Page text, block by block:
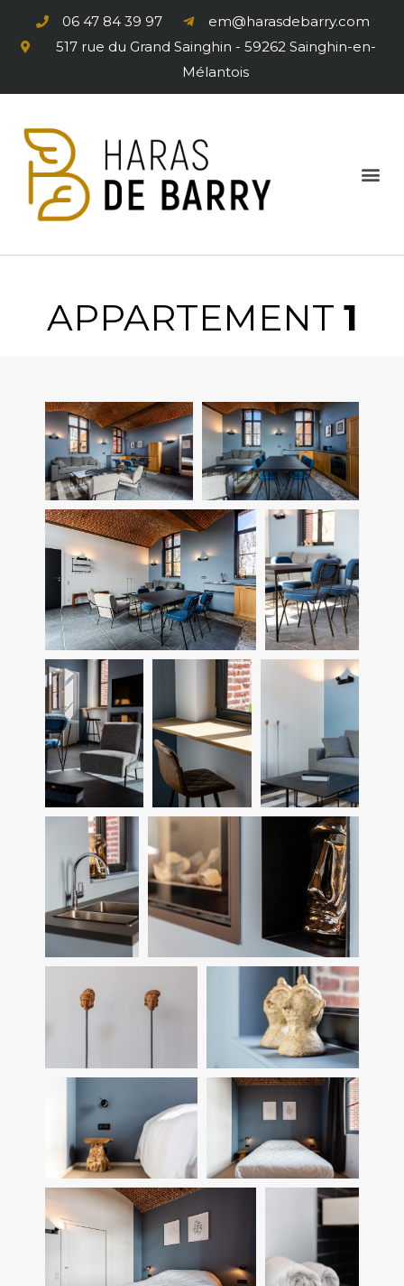
06 47 84 39 97
em@harasdebarry.com
517 rue du Grand Sainghin - 59262 Sainghin-en-
Mélantois
APPARTEMENT 1